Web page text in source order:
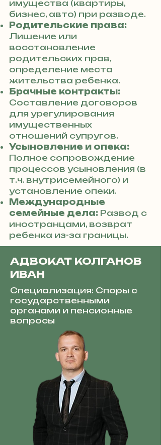
имущества (квартиры,
бизнес, авто) при разводе.
Родительские права:
Лишение или
восстановление
родительских прав,
определение места
жительства ребенка.
Брачные контракты:
Составление договоров
для урегулирования
имущественных
отношений супругов.
Усыновление и опека:
Полное сопровождение
процессов усыновления (в
т.ч. внутрисемейного) и
установление опеки.
Международные
семейные дела: Развод с
иностранцами, возврат
ребенка из-за границы.
АДВОКАТ КОЛГАНОВ
ИВАН
Специализация: Споры с
государственными
органами и пенсионные
вопросы